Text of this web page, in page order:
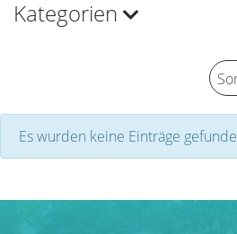
Kategorien
Es wurden keine Einträge